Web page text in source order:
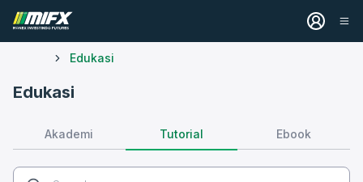
Edukasi
Edukasi
Akademi Tutorial Ebook